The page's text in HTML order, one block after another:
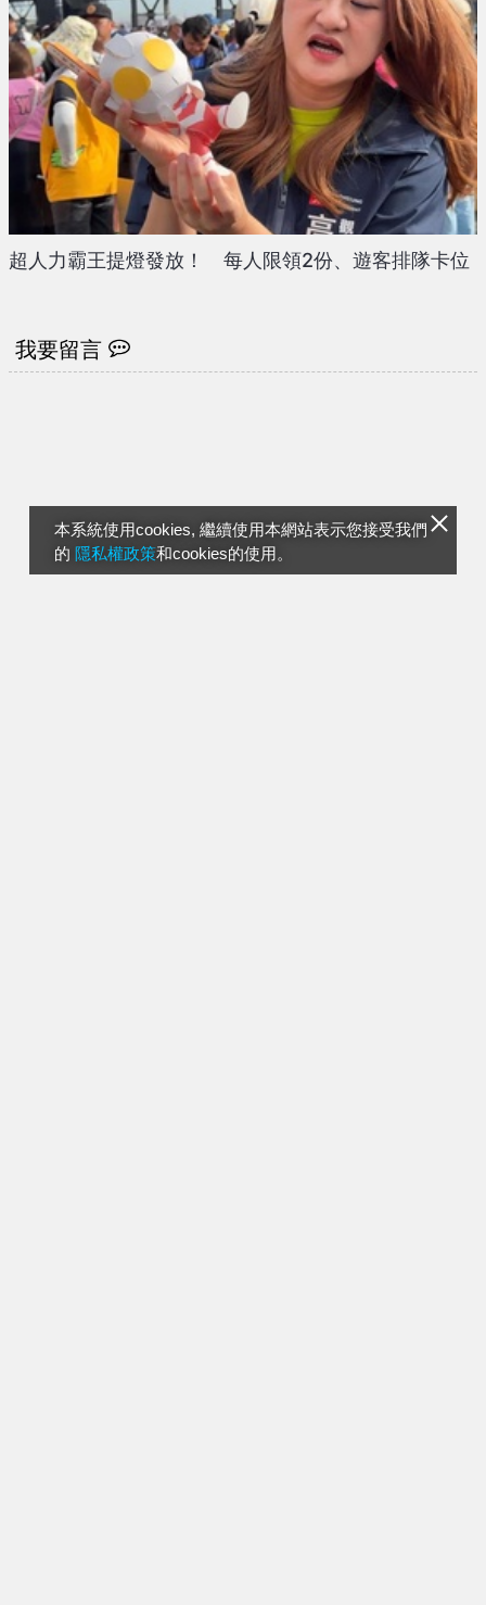
本系統使用cookies, 繼續使用本網站表示您接受我們
的 隱私權政策和cookies的使用。
超人力霸王提燈發放！ 每人限領2份、遊客排隊卡位
我要留言